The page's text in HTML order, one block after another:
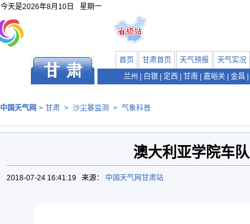
今天是2026年8月10日 星期一
首页 甘肃首页 天气预报 天气实况
兰州
白银 定西 甘南 嘉峪关 金昌
中国天气网 > 甘肃 > 沙尘暴监测 > 气象科普
澳大利亚学院车队
2018-07-24 16:41:19 来源： 中国天气网甘肃站